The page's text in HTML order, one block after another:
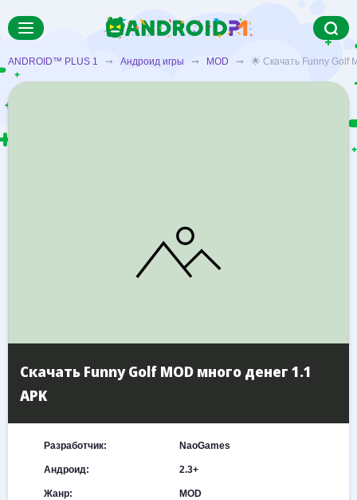
ANDROID™ PLUS 1 ➞ Андроид игры ➞ MOD ➞ 🌟 Скачать Funny Golf
Скачать Funny Golf MOD много денег 1.1
APK
Разработчик: NaoGames
Андроид: 2.3+
Жанр: MOD